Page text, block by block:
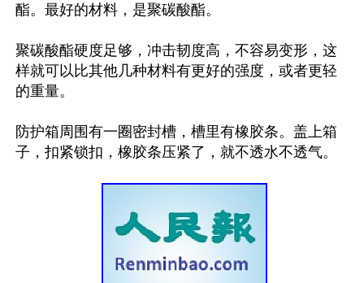
酯。最好的材料，是聚碳酸酯。
聚碳酸酯硬度足够，冲击韧度高，不容易变形，这
样就可以比其他几种材料有更好的强度，或者更轻
的重量。
防护箱周围有一圈密封槽，槽里有橡胶条。盖上箱
子，扣紧锁扣，橡胶条压紧了，就不透水不透气。